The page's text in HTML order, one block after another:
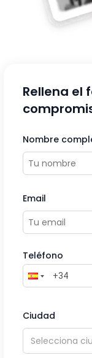
Rellena el
Nombre
Email
Teléfono
Ciudad